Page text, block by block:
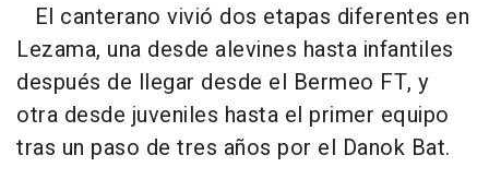
El canterano vivió dos etapas diferentes en
Lezama, una desde alevines hasta infantiles
después de llegar desde el Bermeo FT, y
otra desde juveniles hasta el primer equipo
tras un paso de tres años por el Danok Bat.